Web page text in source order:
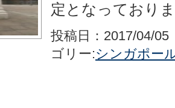
定となっており
投稿日：2017/04/
ゴリー:シンガポー